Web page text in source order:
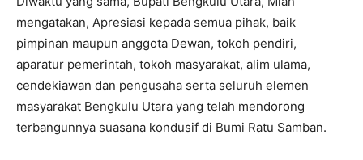
mengatakan, Apresiasi kepada semua pihak, baik
pimpinan maupun anggota Dewan, tokoh pendiri,
aparatur pemerintah, tokoh masyarakat, alim ulama,
cendekiawan dan pengusaha serta seluruh elemen
masyarakat Bengkulu Utara yang telah mendorong
terbangunnya suasana kondusif di Bumi Ratu Samban.